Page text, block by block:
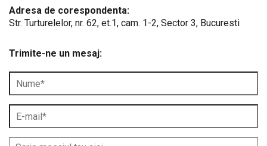
Adresa de corespondenta:
Str. Turturelelor, nr. 62, et.1, cam. 1-2, Sector 3, Bucuresti
Trimite-ne un mesaj: